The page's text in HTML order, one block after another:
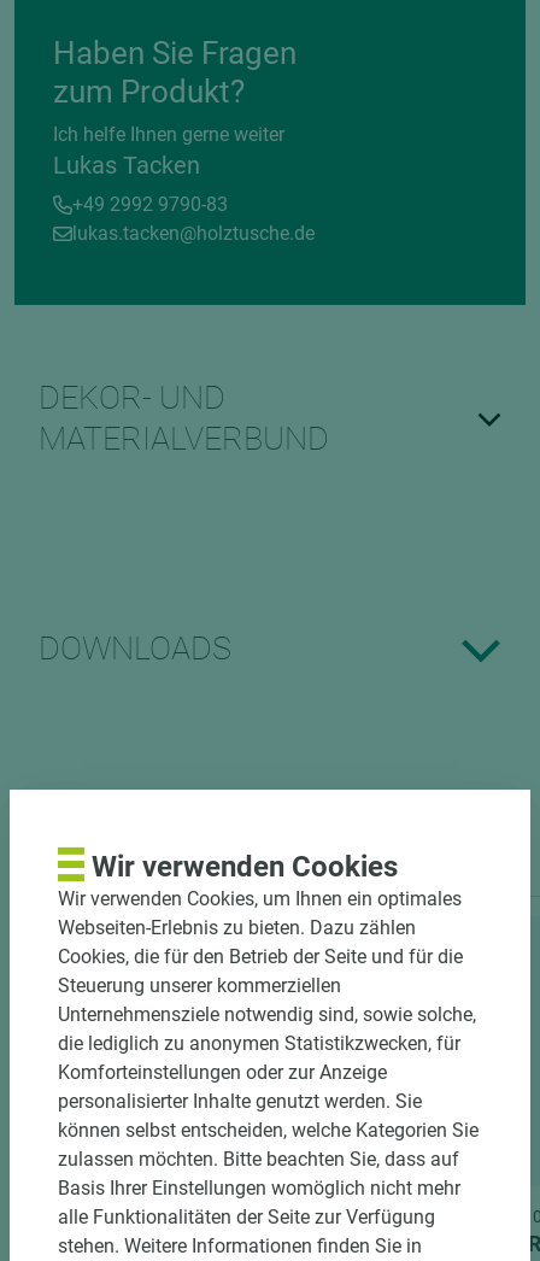
Haben Sie Fragen
zum Produkt?
Ich helfe Ihnen gerne weiter
Lukas Tacken
+49 2992 9790-83
lukas.tacken@holztusche.de
DEKOR- UND
MATERIALVERBUND
DOWNLOADS
PASSENDES ZUBEHÖR
1 weitere Variante
Art.-Nr. 06700010044
EGGER Arbeitsplatte Feelwood
Art.-Nr.
Wir verwenden Cookies
Wir verwenden Cookies, um Ihnen ein optimales
Webseiten-Erlebnis zu bieten. Dazu zählen
Cookies, die für den Betrieb der Seite und für die
Steuerung unserer kommerziellen
Unternehmensziele notwendig sind, sowie solche,
die lediglich zu anonymen Statistikzwecken, für
Komforteinstellungen oder zur Anzeige
personalisierter Inhalte genutzt werden. Sie
können selbst entscheiden, welche Kategorien Sie
zulassen möchten. Bitte beachten Sie, dass auf
Basis Ihrer Einstellungen womöglich nicht mehr
alle Funktionalitäten der Seite zur Verfügung
stehen. Weitere Informationen finden Sie in